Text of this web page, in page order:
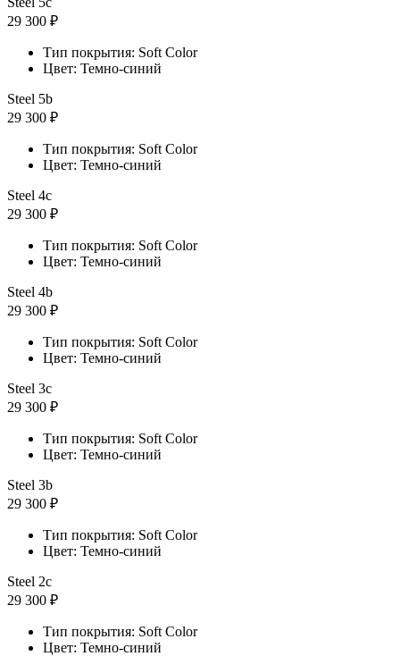
29 300 ₽
Тип покрытия: Soft Color
Цвет: Темно-синий
Steel 5b
29 300 ₽
Тип покрытия: Soft Color
Цвет: Темно-синий
Steel 4с
29 300 ₽
Тип покрытия: Soft Color
Цвет: Темно-синий
Steel 4b
29 300 ₽
Тип покрытия: Soft Color
Цвет: Темно-синий
Steel 3с
29 300 ₽
Тип покрытия: Soft Color
Цвет: Темно-синий
Steel 3b
29 300 ₽
Тип покрытия: Soft Color
Цвет: Темно-синий
Steel 2с
29 300 ₽
Тип покрытия: Soft Color
Цвет: Темно-синий